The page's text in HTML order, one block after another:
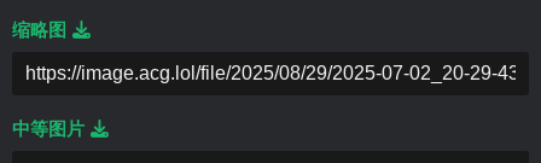
缩略图
中等图片